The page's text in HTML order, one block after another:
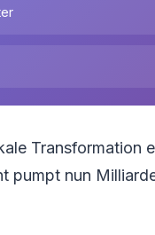
Transformation
pumpt nun